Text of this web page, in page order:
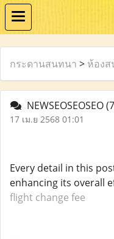
กระดานสนทนา > ห้อง
NEWSEOSEOSEO
17 เม.ย 2568 01:01
Every detail in this
enhancing its overall
flight change fee